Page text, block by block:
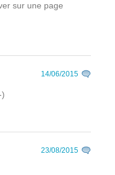
sur une page
14/06/2015
23/08/2015